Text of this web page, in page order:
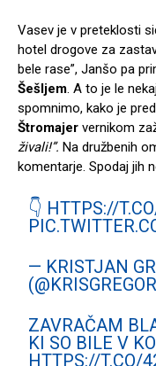
Vasev je v preteklosti
hotel drogove za
bele rase”, Janšo pa
Šešljem. A to je le
spomnimo, kako je
Štromajer vernikom
živali!”. Na družbenih
komentarje. Spodaj jih
👇 HTTPS://
— KRISTJAN
ZAVRAČAM
KI SO BILE V
HTTPS://T.CO/